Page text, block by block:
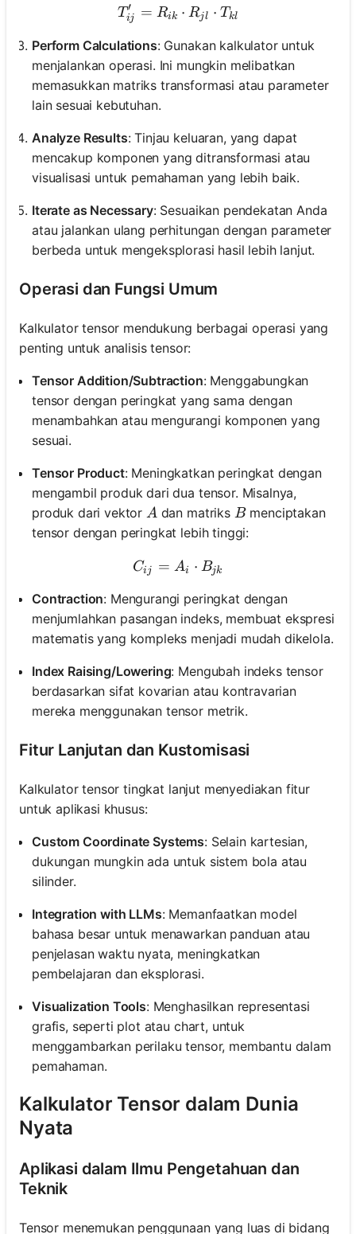
T'_{ij} = R_{ik} \cdot
Tij
′ = Rik ⋅ Rjl ⋅ Tkl
Perform Calculations: Gunakan kalkulator untuk
menjalankan operasi. Ini mungkin melibatkan
memasukkan matriks transformasi atau parameter
lain sesuai kebutuhan.
Analyze Results: Tinjau keluaran, yang dapat
mencakup komponen yang ditransformasi atau
visualisasi untuk pemahaman yang lebih baik.
Iterate as Necessary: Sesuaikan pendekatan Anda
atau jalankan ulang perhitungan dengan parameter
berbeda untuk mengeksplorasi hasil lebih lanjut.
Operasi dan Fungsi Umum
Kalkulator tensor mendukung berbagai operasi yang
penting untuk analisis tensor:
Tensor Addition/Subtraction: Menggabungkan
tensor dengan peringkat yang sama dengan
menambahkan atau mengurangi komponen yang
sesuai.
Tensor Product: Meningkatkan peringkat dengan
mengambil produk dari dua tensor. Misalnya,
produk dari vektor A
A dan matriks B
Bmenciptakan
tensor dengan peringkat lebih tinggi:
C_{ij} = A_i \cdot B_{jk}
Cij = Ai ⋅ Bjk
Contraction: Mengurangi peringkat dengan
menjumlahkan pasangan indeks, membuat ekspresi
matematis yang kompleks menjadi mudah dikelola.
Index Raising/Lowering: Mengubah indeks tensor
berdasarkan sifat kovarian atau kontravarian
mereka menggunakan tensor metrik.
Fitur Lanjutan dan Kustomisasi
Kalkulator tensor tingkat lanjut menyediakan fitur
untuk aplikasi khusus:
Custom Coordinate Systems: Selain kartesian,
dukungan mungkin ada untuk sistem bola atau
silinder.
Integration with LLMs: Memanfaatkan model
bahasa besar untuk menawarkan panduan atau
penjelasan waktu nyata, meningkatkan
pembelajaran dan eksplorasi.
Visualization Tools: Menghasilkan representasi
grafis, seperti plot atau chart, untuk
menggambarkan perilaku tensor, membantu dalam
pemahaman.
Kalkulator Tensor dalam Dunia
Nyata
Aplikasi dalam Ilmu Pengetahuan dan
Teknik
Tensor menemukan penggunaan yang luas di bidang